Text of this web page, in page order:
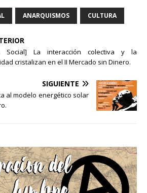
ANARQUISMOS CULTURA
Social] La interacción colectiva y la
cristalizan en el II Mercado sin Dinero.
SIGUIENTE
al modelo energético solar